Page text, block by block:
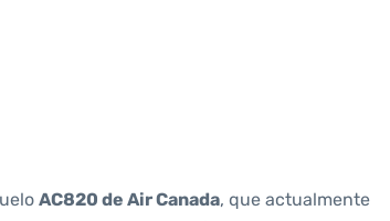
AC820 de Air Canada, que actualmente